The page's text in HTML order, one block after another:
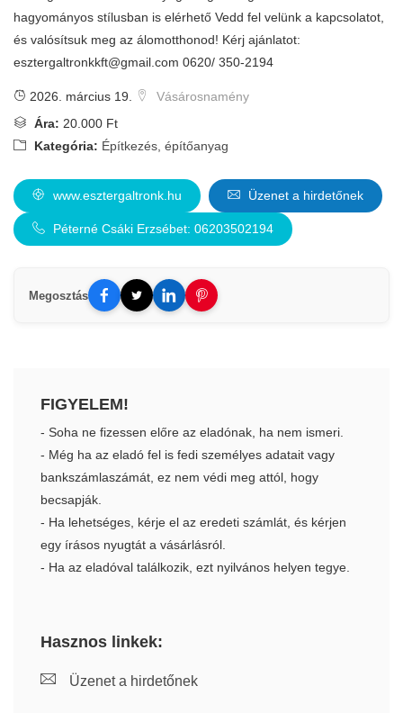
hagyományos stílusban is elérhető Vedd fel velünk a kapcsolatot,
és valósítsuk meg az álomotthonod! Kérj ajánlatot:
esztergaltronkkft@gmail.com 0620/ 350-2194
2026. március 19.
Vásárosnamény
Ára: 20.000 Ft
Kategória: Építkezés, építőanyag
www.esztergaltronk.hu Üzenet a hirdetőnek
Péterné Csáki Erzsébet: 06203502194
Megosztás
FIGYELEM!
- Soha ne fizessen előre az eladónak, ha nem ismeri.
- Még ha az eladó fel is fedi személyes adatait vagy
bankszámlaszámát, ez nem védi meg attól, hogy
becsapják.
- Ha lehetséges, kérje el az eredeti számlát, és kérjen
egy írásos nyugtát a vásárlásról.
- Ha az eladóval találkozik, ezt nyilvános helyen tegye.
Hasznos linkek:
Üzenet a hirdetőnek